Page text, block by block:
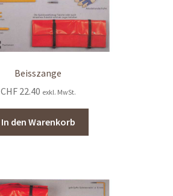
Beisszange
CHF22.40 exkl. MwSt.
In den Warenkorb